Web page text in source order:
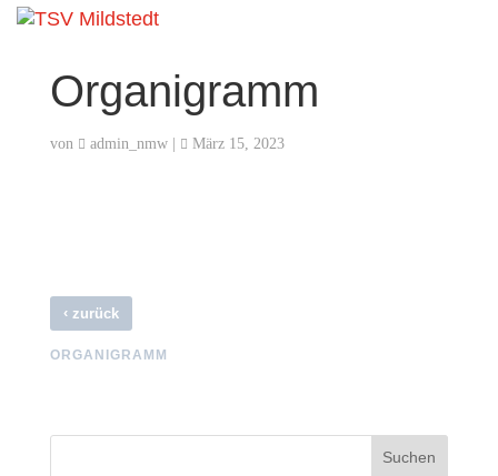
Organigramm
von admin_nmw| März 15, 2023
‹zurück
ORGANIGRAMM
Suchen